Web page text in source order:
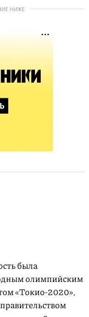
НИЖЕ
была
олимпийским
«Токио-2020»,